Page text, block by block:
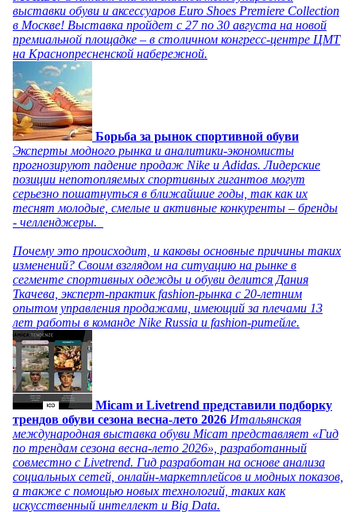
выставки обуви и аксессуаров Euro Shoes Premiere Collection
в Москве! Выставка пройдет с 27 по 30 августа на новой
премиальной площадке – в столичном конгресс-центре ЦМТ
на Краснопресненской набережной.
Борьба за рынок спортивной обуви
Эксперты модного рынка и аналитики-экономисты
прогнозируют падение продаж Nike и Adidas. Лидерские
позиции непотопляемых спортивных гигантов могут
серьезно пошатнуться в ближайшие годы, так как их
теснят молодые, смелые и активные конкуренты – бренды
- челленджеры.
Почему это происходит, и каковы основные причины таких
изменений? Своим взглядом на ситуацию на рынке в
сегменте спортивных одежды и обуви делится Дания
Ткачева, эксперт-практик fashion-рынка с 20-летним
опытом управления продажами, имеющий за плечами 13
лет работы в команде Nike Russia и fashion-ритейле.
Micam и Livetrend представили подборку
трендов обуви сезона весна-лето 2026 Итальянская
международная выставка обуви Micam представляет «Гид
по трендам сезона весна-лето 2026», разработанный
совместно с Livetrend. Гид разработан на основе анализа
социальных сетей, онлайн-маркетплейсов и модных показов,
а также с помощью новых технологий, таких как
искусственный интеллект и Big Data.